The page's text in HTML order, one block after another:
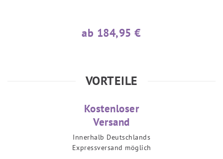
ab 184,95 €
VORTEILE
Kostenloser
Versand
Innerhalb Deutschlands
Expressversand möglich